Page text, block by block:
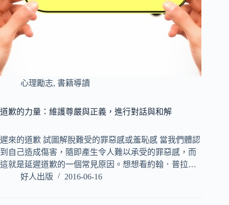
心理勵志, 書籍導讀
道歉的力量：維護尊嚴與正義，進行對話與和解
遲來的道歉 試圖解脫難受的罪惡感或羞恥感 當我們體認
到自己造成傷害，隨即產生令人難以承受的罪惡感，而
這就是延遲道歉的一個常見原因。想想看約翰．普拉…
好人出版
2016-06-16